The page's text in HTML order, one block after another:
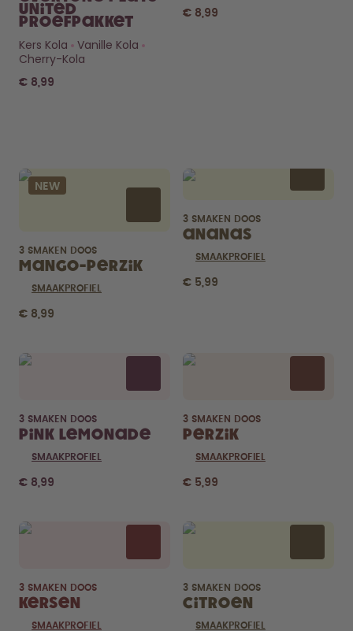
naar de
Pods?
United
Proefpakket
Kers Kola
Vanille Kola
Cherry-Kola
€ 8,99
€ 8,99
NEW
3 SMAKEN DOOS
Mango-Perzik
SMAAKPROFIEL
€ 8,99
3 SMAKEN DOOS
Ananas
SMAAKPROFIEL
€ 5,99
3 SMAKEN DOOS
Pink Lemonade
SMAAKPROFIEL
€ 8,99
3 SMAKEN DOOS
Perzik
SMAAKPROFIEL
€ 5,99
3 SMAKEN DOOS
Kersen
SMAAKPROFIEL
3 SMAKEN DOOS
Citroen
SMAAKPROFIEL